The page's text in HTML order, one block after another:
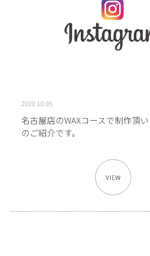
2020.10.05
名古屋店のWAXコースで制作頂
のご紹介です。